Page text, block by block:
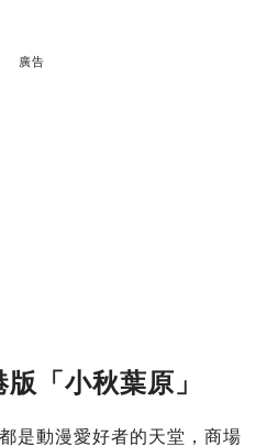
廣告
「小秋葉原」
是動漫愛好者的天堂，商場